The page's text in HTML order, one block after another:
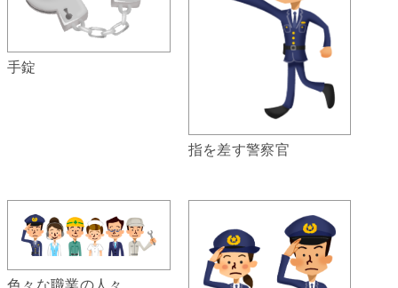
手錠
指を差す警察官